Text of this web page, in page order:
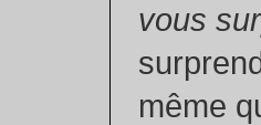
vous
même